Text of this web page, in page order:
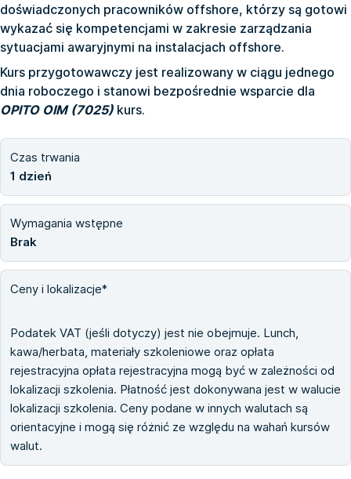
doświadczonych pracowników offshore, którzy są gotowi
wykazać się kompetencjami w zakresie zarządzania
sytuacjami awaryjnymi na instalacjach offshore.
Kurs przygotowawczy jest realizowany w ciągu jednego
dnia roboczego i stanowi bezpośrednie wsparcie dla
OPITO OIM (7025) kurs.
Czas trwania
1 dzień
Wymagania wstępne
Brak
Ceny i lokalizacje*
Podatek VAT (jeśli dotyczy) jest nie obejmuje. Lunch,
kawa/herbata, materiały szkoleniowe oraz opłata
rejestracyjna opłata rejestracyjna mogą być w zależności od
lokalizacji szkolenia. Płatność jest dokonywana jest w walucie
lokalizacji szkolenia. Ceny podane w innych walutach są
orientacyjne i mogą się różnić ze względu na wahań kursów
walut.